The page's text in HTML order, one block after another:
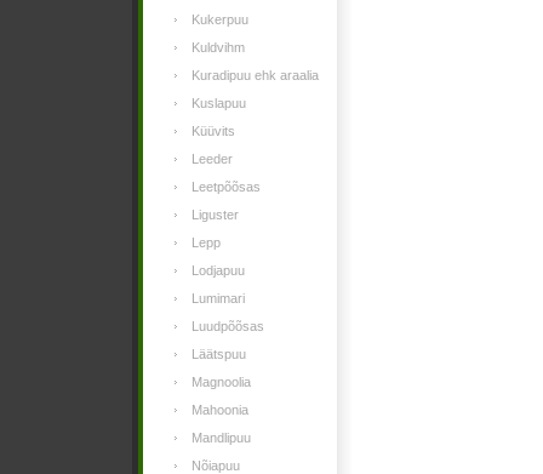
Kukerpuu
Kuldvihm
Kuradipuu ehk araalia
Kuslapuu
Küüvits
Leeder
Leetpõõsas
Liguster
Lepp
Lodjapuu
Lumimari
Luudpõõsas
Läätspuu
Magnoolia
Mahoonia
Mandlipuu
Nõiapuu